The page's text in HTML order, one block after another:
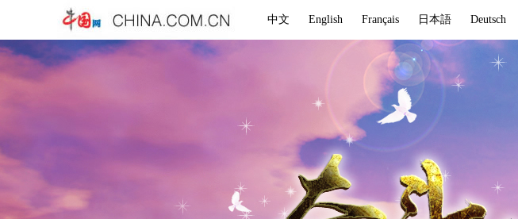
中文 English Français 日本語 Deutsch